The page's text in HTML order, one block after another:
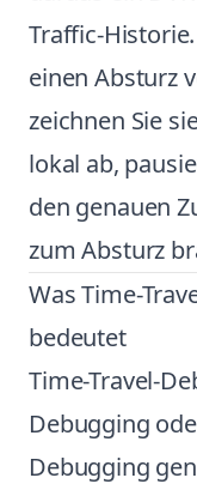
Traffic-
einen Absturz
zeichnen Sie
lokal ab,
den genauen
zum Absturz
Was Time-
bedeutet
Time-Travel-
Debugging
Debugging